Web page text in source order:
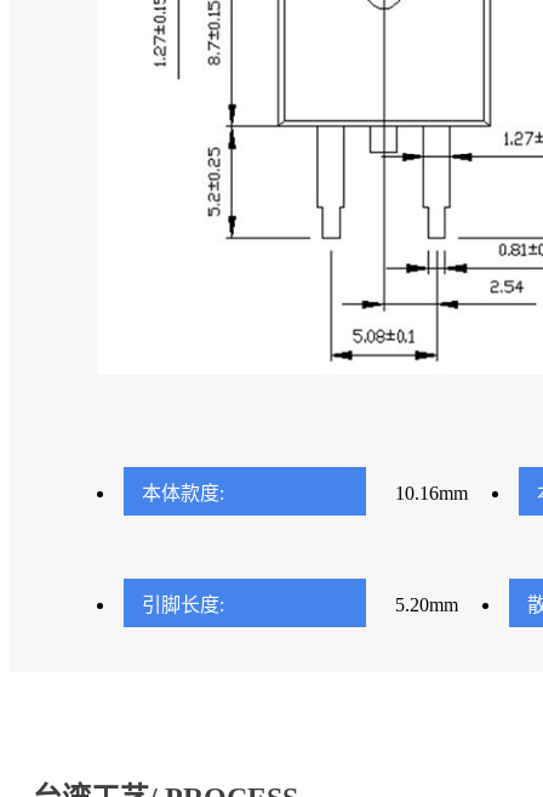
本体款度: 10.16mm
引脚长度: 5.20mm